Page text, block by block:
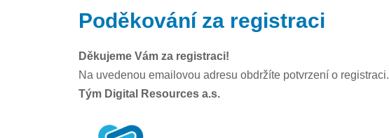
Poděkování za registraci
Děkujeme Vám za registraci!
Na uvedenou emailovou adresu obdržíte potvrzení o registraci.
Tým Digital Resources a.s.